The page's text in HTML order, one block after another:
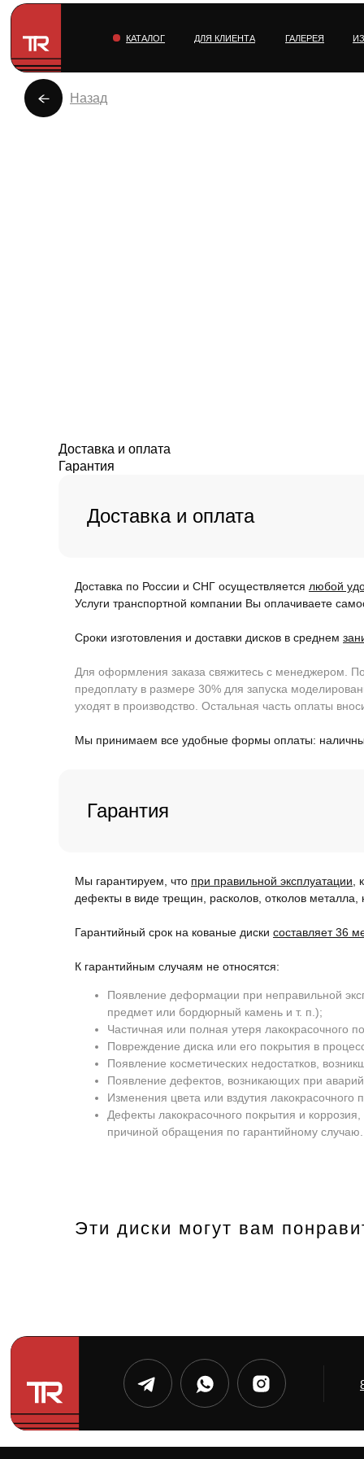
ГАЛЕРЕЯ
КАТАЛОГ ДЛЯ КЛИЕНТА
Назад
Доставка и оплата
Гарантия
Доставка и оплата
Доставка по России и СНГ осуществляется любой
Услуги транспортной компании Вы оплачиваете
Сроки изготовления и доставки дисков в среднем
Для оформления заказа свяжитесь с менеджером.
предоплату в размере 30% для запуска
уходят в производство. Остальная часть оплаты
Мы принимаем все удобные формы оплаты:
Гарантия
Мы гарантируем, что при правильной эксплуатации
дефекты в виде трещин, расколов, отколов металла,
Гарантийный срок на кованые диски составляет 36
К гарантийным случаям не относятся:
Появление деформации при неправильной
предмет или бордюрный камень и т. п.);
Частичная или полная утеря лакокрасочного
Повреждение диска или его покрытия в
Появление косметических недостатков,
Появление дефектов, возникающих при
Изменения цвета или вздутия лакокрасочного
Дефекты лакокрасочного покрытия и
причиной обращения по гарантийному случаю.
Эти диски могут вам